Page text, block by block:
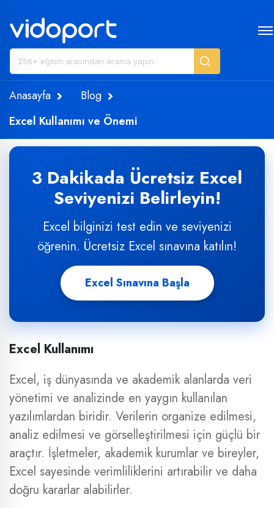
Anasayfa
Blog
Excel Kullanımı ve Önemi
3 Dakikada Ücretsiz Excel
Seviyenizi Belirleyin!
Excel bilginizi test edin ve seviyenizi
öğrenin. Ücretsiz Excel sınavına katılın!
Excel Sınavına Başla
Excel Kullanımı
Excel, iş dünyasında ve akademik alanlarda veri
yönetimi ve analizinde en yaygın kullanılan
yazılımlardan biridir. Verilerin organize edilmesi,
analiz edilmesi ve görselleştirilmesi için güçlü bir
araçtır. İşletmeler, akademik kurumlar ve bireyler,
Excel sayesinde verimliliklerini artırabilir ve daha
doğru kararlar alabilirler.